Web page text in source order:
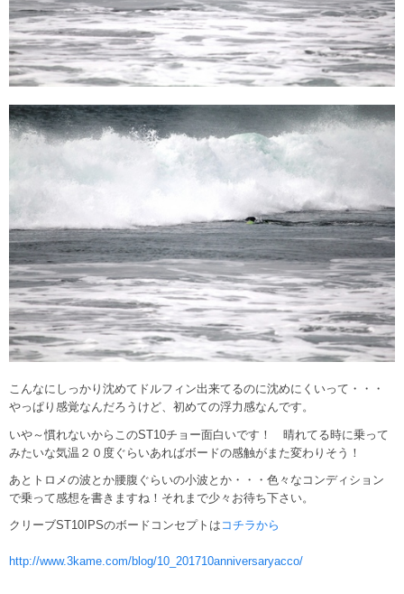
こんなにしっかり沈めてドルフィン出来てるのに沈めにくいって・・・
やっぱり感覚なんだろうけど、初めての浮力感なんです。
いや～慣れないからこのST10チョー面白いです！ 晴れてる時に乗って
みたいな気温２０度ぐらいあればボードの感触がまた変わりそう！
あとトロメの波とか腰腹ぐらいの小波とか・・・色々なコンディション
で乗って感想を書きますね！それまで少々お待ち下さい。
クリーブST10IPSのボードコンセプトは コチラから
http://www.3kame.com/blog/10_201710anniversaryacco/